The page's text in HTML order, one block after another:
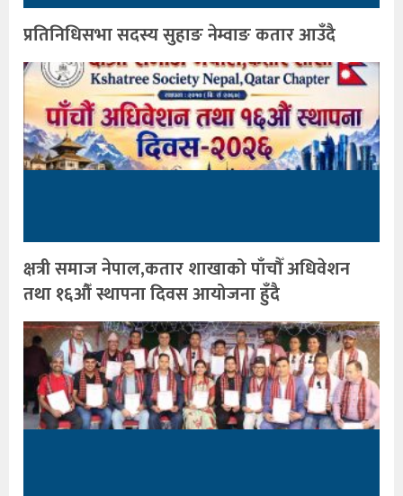
प्रतिनिधिसभा सदस्य सुहाङ नेम्वाङ कतार आउँदै
क्षत्री समाज नेपाल,कतार शाखाको पाँचौँ अधिवेशन
तथा १६औँ स्थापना दिवस आयोजना हुँदै